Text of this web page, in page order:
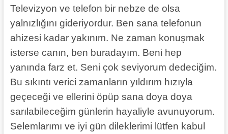
Televizyon ve telefon bir nebze de olsa
yalnızlığını gideriyordur. Ben sana telefonun
ahizesi kadar yakınım. Ne zaman konuşmak
isterse canın, ben buradayım. Beni hep
yanında farz et. Seni çok seviyorum dedeciğim.
Bu sıkıntı verici zamanların yıldırım hızıyla
geçeceği ve ellerini öpüp sana doya doya
sarılabileceğim günlerin hayaliyle avunuyorum.
Selemlarımı ve iyi gün dileklerimi lütfen kabul